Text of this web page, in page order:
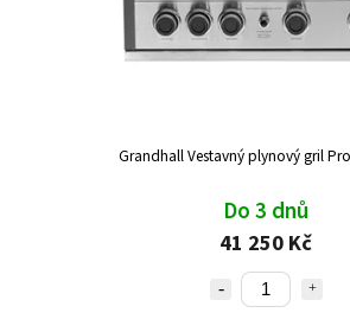
Grandhall Vestavný plynový gril
Do 3 dnů
41 250 Kč